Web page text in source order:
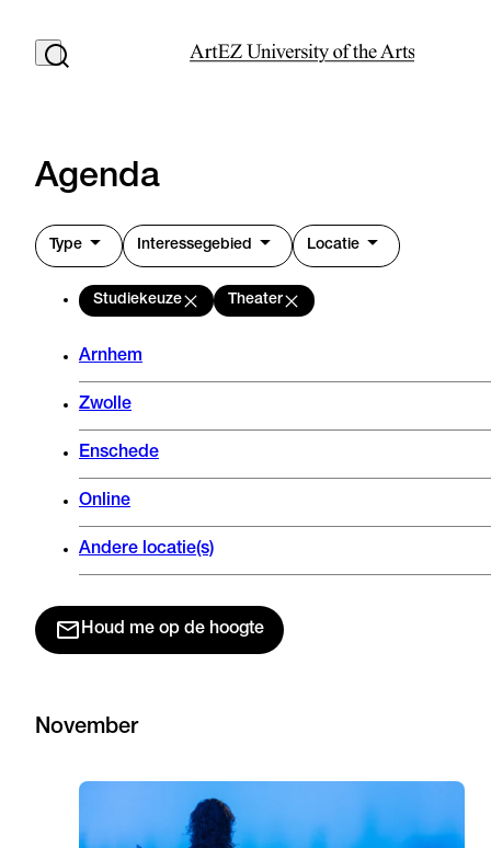
Agenda
Type Interessegebied Locatie
Studiekeuze Theater
Arnhem
Zwolle
Enschede
Online
Andere locatie(s)
Houd me op de hoogte
November